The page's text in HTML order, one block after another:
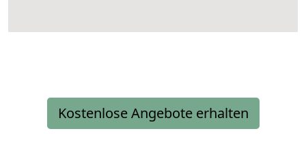
Kostenlose Angebote erhalten